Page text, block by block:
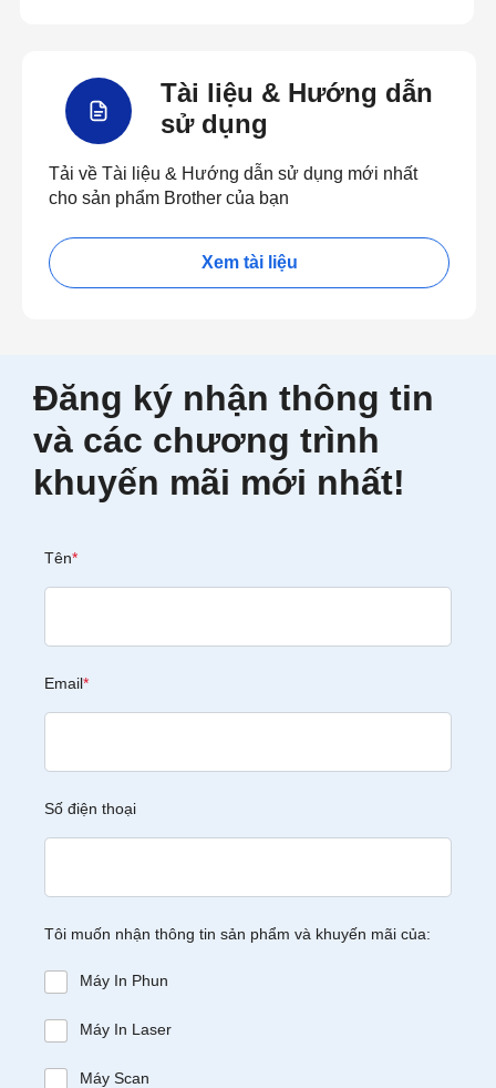
Tài liệu & Hướng dẫn
sử dụng
Tải về Tài liệu & Hướng dẫn sử dụng mới nhất
cho sản phẩm Brother của bạn
Xem tài liệu
Đăng ký nhận thông tin
và các chương trình
khuyến mãi mới nhất!
Tên*
Email*
Số điện thoại
Tôi muốn nhận thông tin sản phẩm và khuyến mãi của:
Máy In Phun
Máy In Laser
Máy Scan